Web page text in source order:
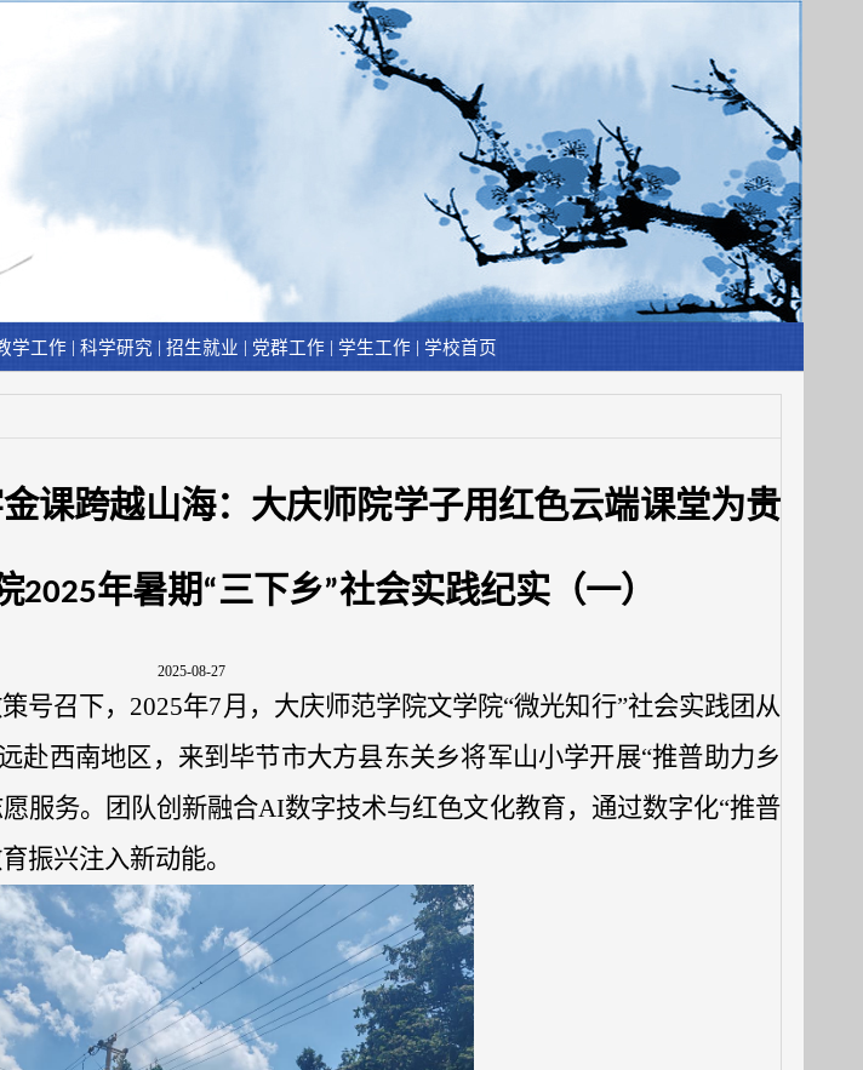
学工作 | 科学研究 | 招生就业 | 党群工作 | 学生工作 | 学校首页
课跨越山海：大庆师院学子用红色云端课堂为贵
年暑期“三下乡”社会实践纪实（一）
2025-08-27
号召下，2025年7月，大庆师范学院文学院“微光知行”社会实践团从
赴西南地区，来到毕节市大方县东关乡将军山小学开展“推普助力乡
服务。团队创新融合AI数字技术与红色文化教育，通过数字化“推普
振兴注入新动能。